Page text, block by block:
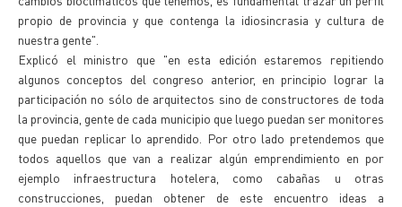
propio de provincia y que contenga la idiosincrasia y cultura de
nuestra gente".
Explicó el ministro que "en esta edición estaremos repitiendo
algunos conceptos del congreso anterior, en principio lograr la
participación no sólo de arquitectos sino de constructores de toda
la provincia, gente de cada municipio que luego puedan ser monitores
que puedan replicar lo aprendido. Por otro lado pretendemos que
todos aquellos que van a realizar algún emprendimiento en por
ejemplo infraestructura hotelera, como cabañas u otras
construcciones, puedan obtener de este encuentro ideas a